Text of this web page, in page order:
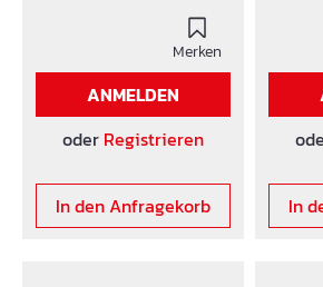
Merken
ANMELDEN
oder Registrieren
In den Anfragekorb In